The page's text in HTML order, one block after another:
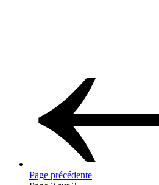
Page précédente